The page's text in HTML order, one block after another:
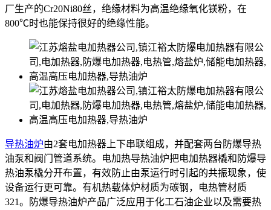
厂生产的Cr20Ni80丝，绝缘材料为高温绝缘氧化镁粉，在
800℃时也能保持很好的绝缘性能。
导热油炉由2套电加热器上下串联组成，并配套两台防爆导热
油泵和阀门管道系统。电加热导热油炉把电加热器橇和防爆导
热油泵橇分开布置，有效防止由泵运行时引起的共振现象，使
设备运行更可靠。有机热载体炉材质为碳钢，电热管材质
321。防爆导热油炉产品广泛应用于化工石油企业以及需要热